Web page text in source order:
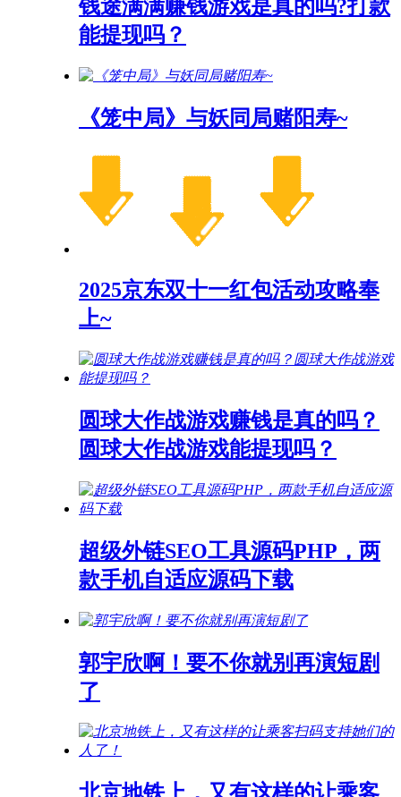
钱途满满赚钱游戏是真的吗?打款
能提现吗？
《笼中局》与妖同局赌阳寿~
2025京东双十一红包活动攻略奉
上~
圆球大作战游戏赚钱是真的吗？
圆球大作战游戏能提现吗？
超级外链SEO工具源码PHP，两
款手机自适应源码下载
郭宇欣啊！要不你就别再演短剧
了